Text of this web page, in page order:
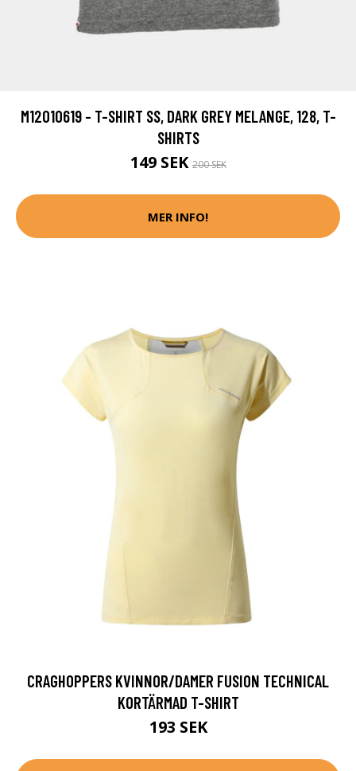
M12010619 - T-SHIRT SS, DARK GREY MELANGE, 128, T-
SHIRTS
149 SEK200 SEK
MER INFO!
CRAGHOPPERS KVINNOR/DAMER FUSION TECHNICAL
KORTÄRMAD T-SHIRT
193 SEK